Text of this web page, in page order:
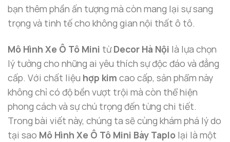
bạn thêm phần ấn tượng mà còn mang lại sự sang
trọng và tinh tế cho không gian nội thất ô tô.
Mô Hình Xe Ô Tô Mini từDecor Hà Nội là lựa chọn
lý tưởng cho những ai yêu thích sự độc đáo và đẳng
cấp. Với chất liệu hợp kim cao cấp, sản phẩm này
không chỉ có độ bền vượt trội mà còn thể hiện
phong cách và sự chú trọng đến từng chi tiết.
Trong bài viết này, chúng ta sẽ cùng khám phá lý do
tại sao Mô Hình Xe Ô Tô Mini Bày Taplo lại là một